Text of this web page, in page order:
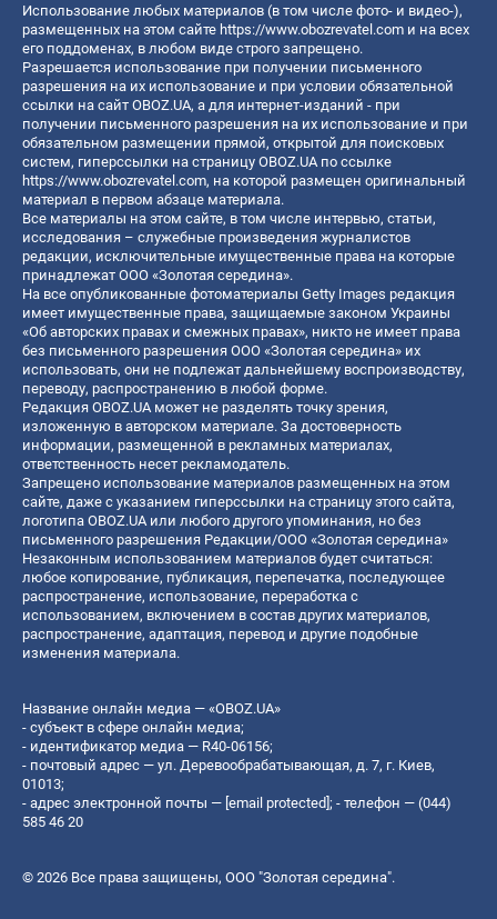
Использование любых материалов (в том числе фото- и видео-),
размещенных на этом сайте https://www.obozrevatel.com и на всех
его поддоменах, в любом виде строго запрещено.
Разрешается использование при получении письменного
разрешения на их использование и при условии обязательной
ссылки на сайт OBOZ.UA, а для интернет-изданий - при
получении письменного разрешения на их использование и при
обязательном размещении прямой, открытой для поисковых
систем, гиперссылки на страницу OBOZ.UA по ссылке
https://www.obozrevatel.com, на которой размещен оригинальный
материал в первом абзаце материала.
Все материалы на этом сайте, в том числе интервью, статьи,
исследования – служебные произведения журналистов
редакции, исключительные имущественные права на которые
принадлежат ООО «Золотая середина».
На все опубликованные фотоматериалы Getty Images редакция
имеет имущественные права, защищаемые законом Украины
«Об авторских правах и смежных правах», никто не имеет права
без письменного разрешения ООО «Золотая середина» их
использовать, они не подлежат дальнейшему воспроизводству,
переводу, распространению в любой форме.
Редакция OBOZ.UA может не разделять точку зрения,
изложенную в авторском материале. За достоверность
информации, размещенной в рекламных материалах,
ответственность несет рекламодатель.
Запрещено использование материалов размещенных на этом
сайте, даже с указанием гиперссылки на страницу этого сайта,
логотипа OBOZ.UA или любого другого упоминания, но без
письменного разрешения Редакции/ООО «Золотая середина»
Незаконным использованием материалов будет считаться:
любое копирование, публикация, перепечатка, последующее
распространение, использование, переработка с
использованием, включением в состав других материалов,
распространение, адаптация, перевод и другие подобные
изменения материала.
Название онлайн медиа — «OBOZ.UA»
- субъект в сфере онлайн медиа;
- идентификатор медиа — R40-06156;
- почтовый адрес — ул. Деревообрабатывающая, д. 7, г. Киев,
01013;
- адрес электронной почты — [email protected] ; - телефон — (044)
585 46 20
© 2026 Все права защищены, ООО "Золотая середина".